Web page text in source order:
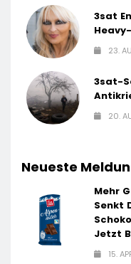
3sat
23.
3sat-
20.
Neueste
Mehr
Senkt
Jetzt
15.